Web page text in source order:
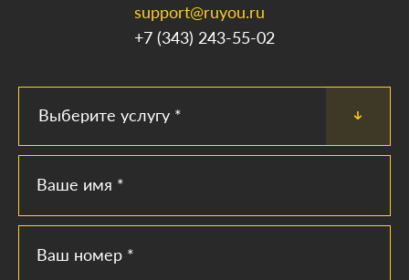
support@ruyou.ru
+7 (343) 243-55-02
Выберите услугу *
Ваше имя *
Ваш номер *